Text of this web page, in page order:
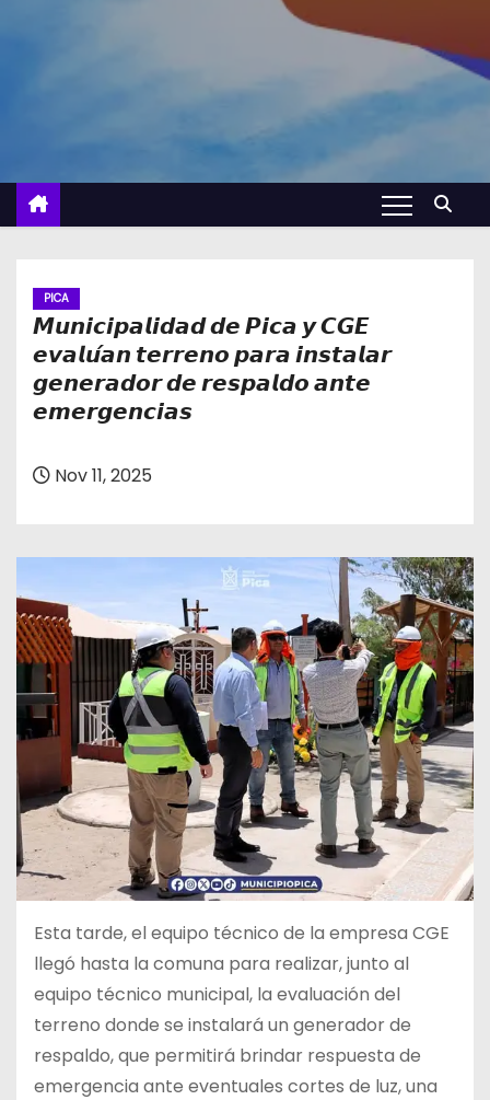
PICA
𝙈𝙪𝙣𝙞𝙘𝙞𝙥𝙖𝙡𝙞𝙙𝙖𝙙 𝙙𝙚 𝙋𝙞𝙘𝙖 𝙮 𝘾𝙂𝙀
𝙚𝙫𝙖𝙡𝙪́𝙖𝙣 𝙩𝙚𝙧𝙧𝙚𝙣𝙤 𝙥𝙖𝙧𝙖 𝙞𝙣𝙨𝙩𝙖𝙡𝙖𝙧
𝙜𝙚𝙣𝙚𝙧𝙖𝙙𝙤𝙧 𝙙𝙚 𝙧𝙚𝙨𝙥𝙖𝙡𝙙𝙤 𝙖𝙣𝙩𝙚
𝙚𝙢𝙚𝙧𝙜𝙚𝙣𝙘𝙞𝙖𝙨
Nov 11, 2025
Esta tarde, el equipo técnico de la empresa CGE
llegó hasta la comuna para realizar, junto al
equipo técnico municipal, la evaluación del
terreno donde se instalará un generador de
respaldo, que permitirá brindar respuesta de
emergencia ante eventuales cortes de luz, una